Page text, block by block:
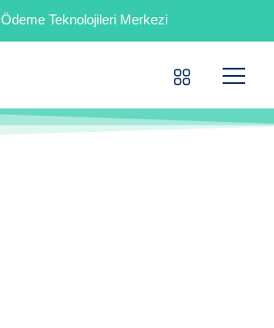
Ödeme Teknolojileri Merkezi